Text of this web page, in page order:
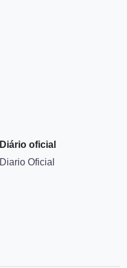
Diário oficial
Diario Oficial